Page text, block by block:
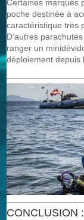
Certaines marques
poche destinée à
caractéristique très
D’autres
ranger un
déploiement depuis
CONCLUSION :